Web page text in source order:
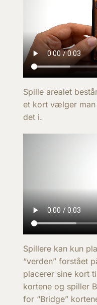
Spille arealet
et kort vælger
det i.
Spillere kan kun
“verden” forstået
placerer sine kort
kortene og spiller
for “Bridge”